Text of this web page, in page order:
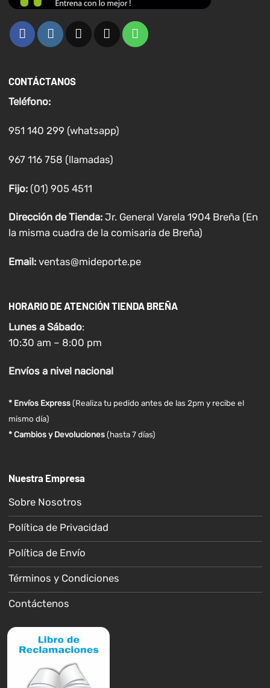
CONTÁCTANOS
Teléfono:
951 140 299 (whatsapp)
967 116 758 (llamadas)
Fijo:(01) 905 4511
Dirección de Tienda: Jr. General Varela 1904 Breña (En
la misma cuadra de la comisaria de Breña)
Email: ventas@mideporte.pe
HORARIO DE ATENCIÓN TIENDA BREÑA
Lunes a Sábado:
10:30 am – 8:00 pm
Envíosa nivel nacional
* Envíos Express(Realiza tu pedido antes de las 2pm y recibe el
mismo día)
* Cambios y Devoluciones (hasta 7 días)
Nuestra Empresa
Sobre Nosotros
Política de Privacidad
Política de Envío
Términos y Condiciones
Contáctenos